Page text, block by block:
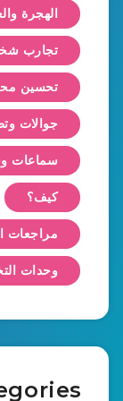
الهجرة
تجارب
تحسين
جوالات
سماعات
كيف؟
مراجعات
وحدات